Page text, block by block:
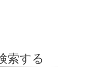
索する